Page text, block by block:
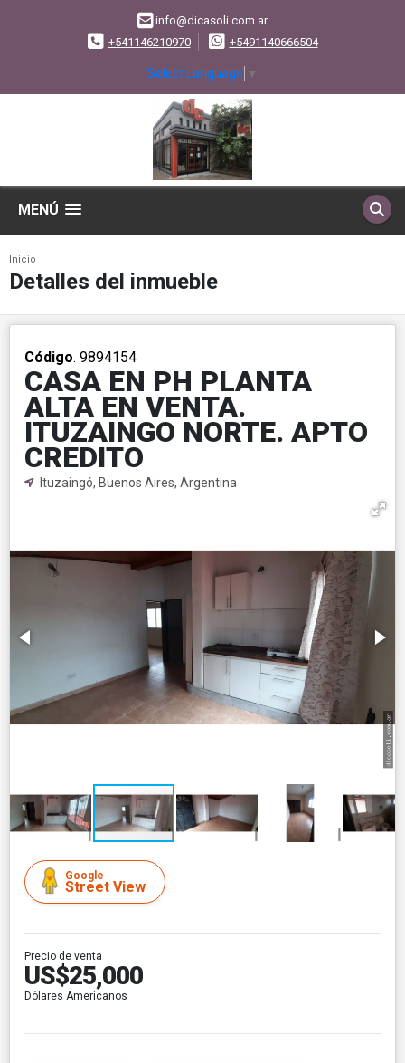
info@dicasoli.com.ar
+541146210970
+5491140666504
Select Language ▼
MENÚ
Inicio
Detalles del inmueble
Código. 9894154
CASA EN PH PLANTA
ALTA EN VENTA.
ITUZAINGO NORTE. APTO
CREDITO
Ituzaingó, Buenos Aires, Argentina
Google
Street View
Precio de venta
US$25,000
Dólares Americanos